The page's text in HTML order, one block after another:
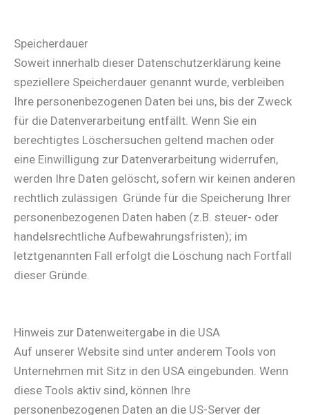
Speicherdauer
Soweit innerhalb dieser Datenschutzerklärung keine
speziellere Speicherdauer genannt wurde, verbleiben
Ihre personenbezogenen Daten bei uns, bis der Zweck
für die Datenverarbeitung entfällt. Wenn Sie ein
berechtigtes Löschersuchen geltend machen oder
eine Einwilligung zur Datenverarbeitung widerrufen,
werden Ihre Daten gelöscht, sofern wir keinen anderen
rechtlich zulässigen Gründe für die Speicherung Ihrer
personenbezogenen Daten haben (z.B. steuer- oder
handelsrechtliche Aufbewahrungsfristen); im
letztgenannten Fall erfolgt die Löschung nach Fortfall
dieser Gründe.
Hinweis zur Datenweitergabe in die USA
Auf unserer Website sind unter anderem Tools von
Unternehmen mit Sitz in den USA eingebunden. Wenn
diese Tools aktiv sind, können Ihre
personenbezogenen Daten an die US-Server der